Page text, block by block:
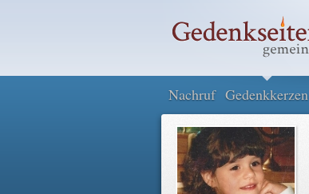
Nachruf Gedenkkerzen